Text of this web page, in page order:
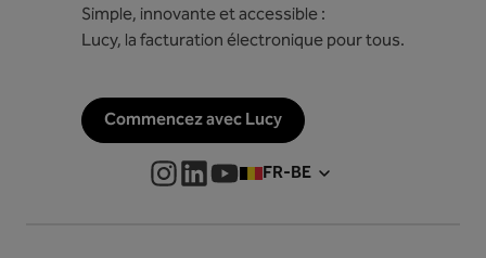
Simple, innovante et accessible :
Lucy, la facturation électronique pour tous.
Commencez avec Lucy
FR-BE